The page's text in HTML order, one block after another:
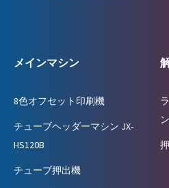
メインマシン
8色オフセット印刷機
チューブヘッダーマシン JX-
HS120B
チューブ押出機
ン